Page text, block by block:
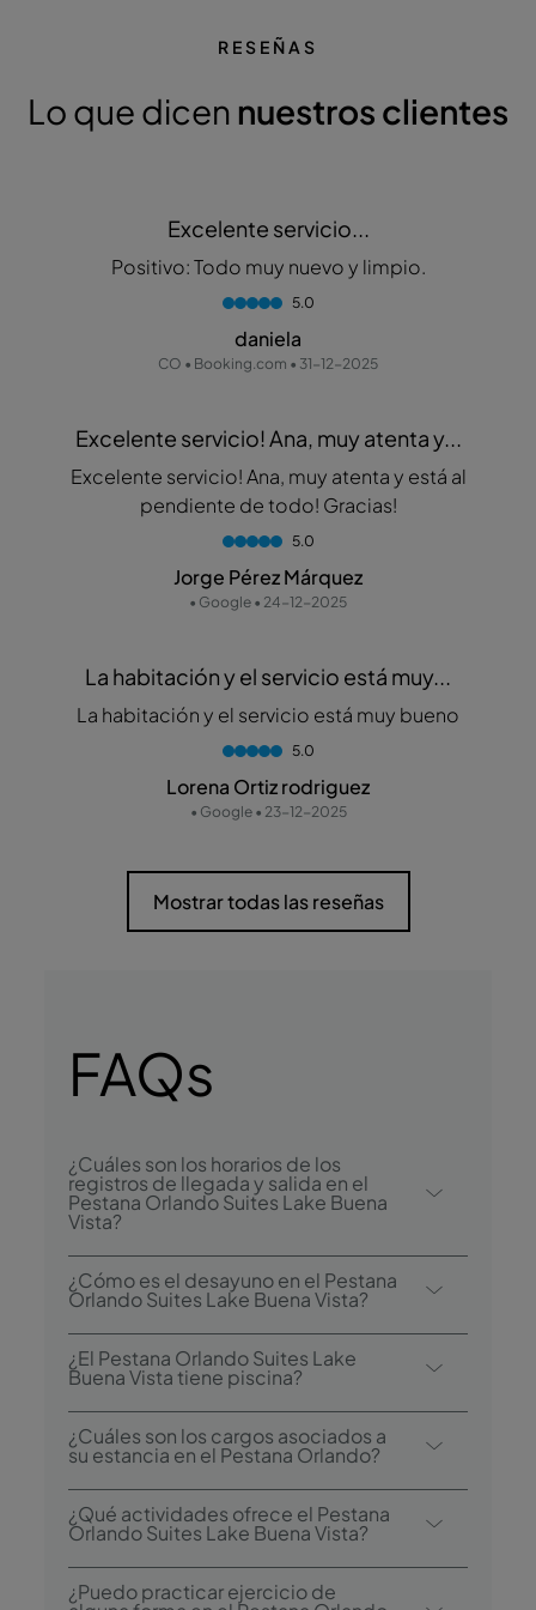
RESEÑAS
Lo que dicen nuestros clientes
Excelente servicio...
Positivo: Todo muy nuevo y limpio.
5.0
daniela
CO • Booking.com • 31-12-2025
Excelente servicio! Ana, muy atenta y...
Excelente servicio! Ana, muy atenta y está al
pendiente de todo! Gracias!
5.0
Jorge Pérez Márquez
• Google • 24-12-2025
La habitación y el servicio está muy...
La habitación y el servicio está muy bueno
5.0
Lorena Ortiz rodriguez
• Google • 23-12-2025
Mostrar todas las reseñas
FAQs
¿Cuáles son los horarios de los
registros de llegada y salida en el
Pestana Orlando Suites Lake Buena
Vista?
El registro de llegada en el Pestana Orlando
Suites Lake Buena Vista comienza a las
11:00.
¿Cómo es el desayuno en el Pestana
Orlando Suites Lake Buena Vista?
Las opciones de desayuno incluyen un bufé
continental.
¿El Pestana Orlando Suites Lake
Buena Vista tiene piscina?
Sí, este hotel tiene una piscina exterior.
¿Cuáles son los cargos asociados a
su estancia en el Pestana Orlando?
Tasa turística:
US$ 11.56 + 12.5 % (6.5 % de
impuestos + 6 % de tasa local) por
piscina, menaje para preparar café y té en la
¿Qué actividades ofrece el Pestana
Orlando Suites Lake Buena Vista?
El Pestana Orlando Suites Lake Buena Vista
¿Puedo practicar ejercicio de